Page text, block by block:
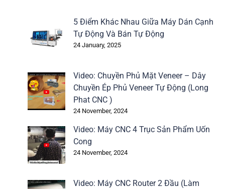
5 Điểm Khác Nhau Giữa Máy Dán Cạnh
Tự Động Và Bán Tự Động
24 January, 2025
Video: Chuyền Phủ Mặt Veneer – Dây
Chuyền Ép Phủ Veneer Tự Động (Long
Phat CNC )
24 November, 2024
Video: Máy CNC 4 Trục Sản Phẩm Uốn
Cong
24 November, 2024
Video: Máy CNC Router 2 Đầu (Làm